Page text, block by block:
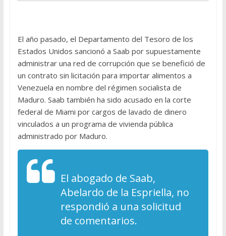
El año pasado, el Departamento del Tesoro de los
Estados Unidos sancionó a Saab por supuestamente
administrar una red de corrupción que se benefició de
un contrato sin licitación para importar alimentos a
Venezuela en nombre del régimen socialista de
Maduro. Saab también ha sido acusado en la corte
federal de Miami por cargos de lavado de dinero
vinculados a un programa de vivienda pública
administrado por Maduro.
El abogado de Saab,
Abelardo de la Espriella, no
respondió a una solicitud
de comentarios.